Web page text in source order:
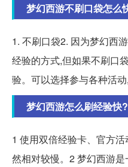
梦幻西游不刷口袋怎么
1. 不刷口袋2. 因为梦幻西
经验的方式,但如果不刷口
验。可以选择参与各种活动
梦幻西游怎么刷经验快?
1 使用双倍经验卡、官方
然相对较慢。2 梦幻西游